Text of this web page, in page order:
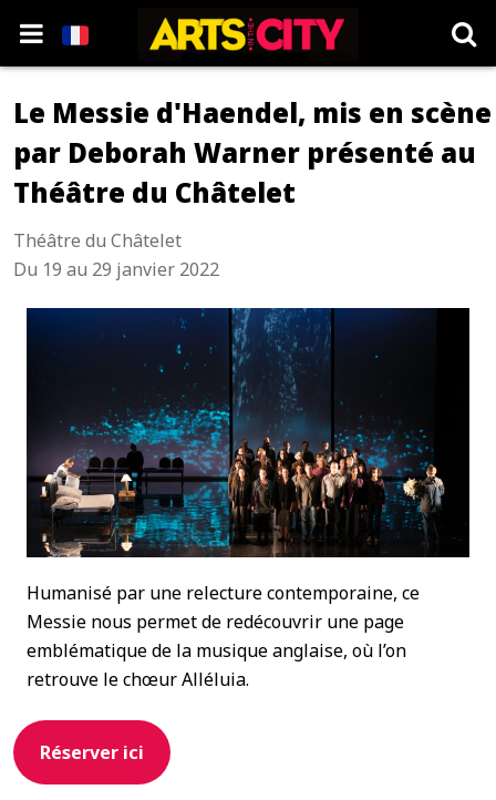
Le Messie d'Haendel, mis en scène
par Deborah Warner présenté au
Théâtre du Châtelet
Théâtre du Châtelet
Du 19 au 29 janvier 2022
Humanisé par une relecture contemporaine, ce
Messie nous permet de redécouvrir une page
emblématique de la musique anglaise, où l’on
retrouve le chœur Alléluia.
Réserver ici